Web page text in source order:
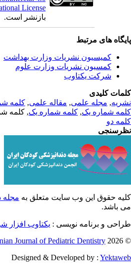
License
بازنشر است.
های مرتبط
کمیسیون نشریات وزارت بهداشت
کمسیون نشریات وزارت علوم
شرکت یکتاوب
کلیدی
,مجله علمی, مقاله علمی, کلمه
شماره یک,کلمه شماره یک, کلمه
دو
حقوق این وب سایت متعلق بهمجله
باشد.
و برنامه نویسی : یکتاوب افزار
©
Journal of Pediatric Dentistry
Designed & Developed by :